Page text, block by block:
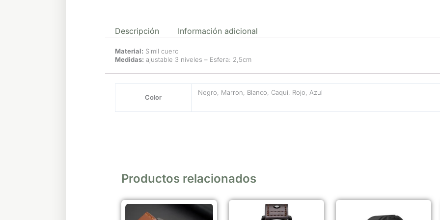
Descripción Información adicional
Material: Simil cuero
Medidas: ajustable 3 niveles – Esfera: 2,5cm
Color
Negro, Marron, Blanco, Caqui, Rojo, Azul
Productos relacionados
Este
Este